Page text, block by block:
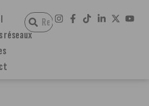
réseaux